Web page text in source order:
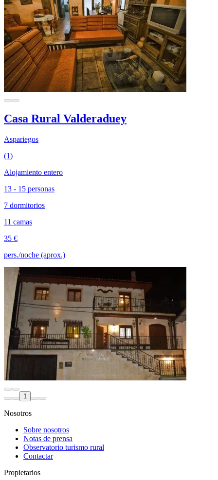
Casa Rural Valderaduey
Aspariegos
(1)
Alojamiento entero
13 - 15 personas
7 dormitorios
11 camas
35 €
pers./noche (aprox.)
1
Nosotros
Sobre nosotros
Notas de prensa
Observatorio turismo rural
Contactar
Propietarios